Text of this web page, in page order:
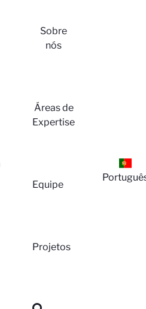
Sobre
nós
Áreas de
Expertise
Equipe
Projetos